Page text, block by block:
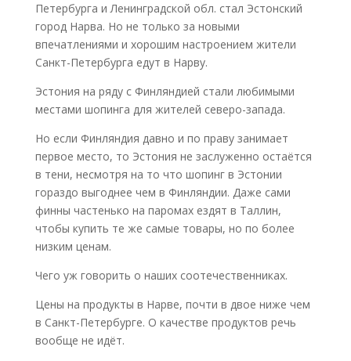
Петербурга и Ленинградской обл. стал Эстонский
город Нарва. Но не только за новыми
впечатлениями и хорошим настроением жители
Санкт-Петербурга едут в Нарву.
Эстония на ряду с Финляндией стали любимыми
местами шопинга для жителей северо-запада.
Но если Финляндия давно и по праву занимает
первое место, то Эстония не заслуженно остаётся
в тени, несмотря на то что шопинг в Эстонии
гораздо выгоднее чем в Финляндии. Даже сами
финны частенько на паромах ездят в Таллин,
чтобы купить те же самые товары, но по более
низким ценам.
Чего уж говорить о наших соотечественниках.
Цены на продукты в Нарве, почти в двое ниже чем
в Санкт-Петербурге. О качестве продуктов речь
вообще не идёт.